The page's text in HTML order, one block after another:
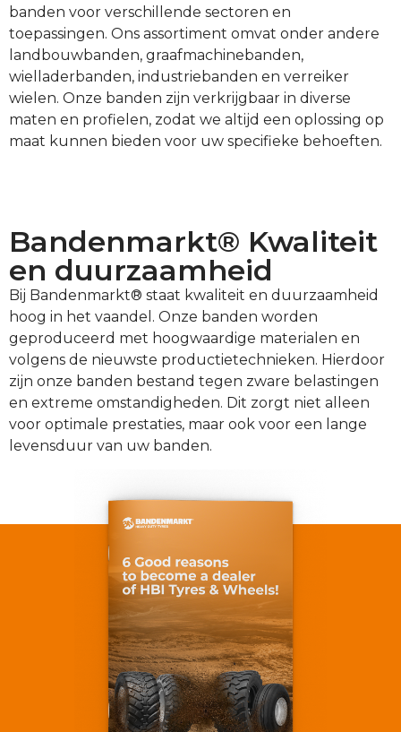
banden voor verschillende sectoren en
toepassingen. Ons assortiment omvat onder andere
landbouwbanden, graafmachinebanden,
wielladerbanden, industriebanden en verreiker
wielen. Onze banden zijn verkrijgbaar in diverse
maten en profielen, zodat we altijd een oplossing op
maat kunnen bieden voor uw specifieke behoeften.
Bandenmarkt® Kwaliteit
en duurzaamheid
Bij Bandenmarkt® staat kwaliteit en duurzaamheid
hoog in het vaandel. Onze banden worden
geproduceerd met hoogwaardige materialen en
volgens de nieuwste productietechnieken. Hierdoor
zijn onze banden bestand tegen zware belastingen
en extreme omstandigheden. Dit zorgt niet alleen
voor optimale prestaties, maar ook voor een lange
levensduur van uw banden.